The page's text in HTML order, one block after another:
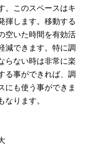
。このスペースはキ
揮します。移動する
空いた時間を有効活
減できます。特に調
らない時は非常に楽
る事ができれば、調
にも使う事ができま
ります。